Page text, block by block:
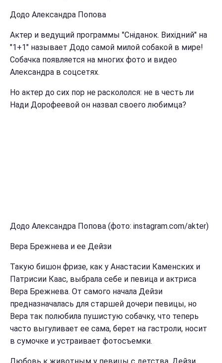
Додо Александра Попова
Актер и ведущий программы "Сніданок. Вихідний" на
"1+1" называет Додо самой милой собакой в мире!
Собачка появляется на многих фото и видео
Александра в соцсетях.
Но актер до сих пор не раскололся: не в честь ли
Нади Дорофеевой он назвал своего любимца?
Додо Александра Попова (фото: instagram.com/akter)
Вера Брежнева и ее Дейзи
Такую бишон фризе, как у Анастасии Каменских и
Патрисии Каас, выбрала себе и певица и актриса
Вера Брежнева. От самого начала Дейзи
предназначалась для старшей дочери певицы, но
Вера так полюбила пушистую собачку, что теперь
часто выгуливает ее сама, берет на гастроли, носит
в сумочке и устраивает фотосъемки.